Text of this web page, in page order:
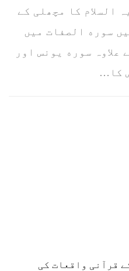
السلام کا مچھلی کے
سوره الصفات میں
علاوہ سوره یونس اور
کا…
قرآنی واقعات کی